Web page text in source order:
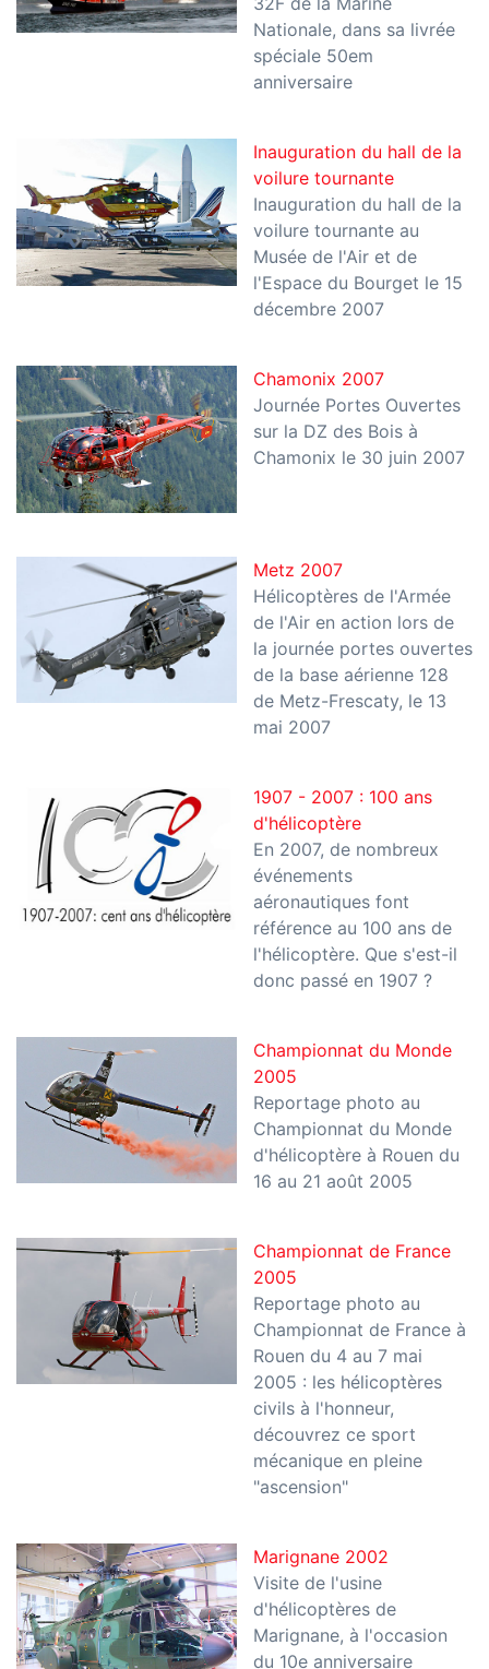
Nationale, dans sa livrée
spéciale 50em
anniversaire
Inauguration du hall de la
voilure tournante
Inauguration du hall de la
voilure tournante au
Musée de l'Air et de
l'Espace du Bourget le 15
décembre 2007
Chamonix 2007
Journée Portes Ouvertes
sur la DZ des Bois à
Chamonix le 30 juin 2007
Metz 2007
Hélicoptères de l'Armée
de l'Air en action lors de
la journée portes ouvertes
de la base aérienne 128
de Metz-Frescaty, le 13
mai 2007
1907 - 2007 : 100 ans
d'hélicoptère
En 2007, de nombreux
événements
aéronautiques font
référence au 100 ans de
l'hélicoptère. Que s'est-il
donc passé en 1907 ?
Championnat du Monde
2005
Reportage photo au
Championnat du Monde
d'hélicoptère à Rouen du
16 au 21 août 2005
Championnat de France
2005
Reportage photo au
Championnat de France à
Rouen du 4 au 7 mai
2005 : les hélicoptères
civils à l'honneur,
découvrez ce sport
mécanique en pleine
"ascension"
Marignane 2002
Visite de l'usine
d'hélicoptères de
Marignane, à l'occasion
du 10e anniversaire